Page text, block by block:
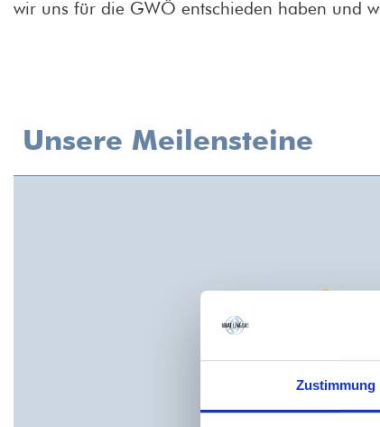
Zustimmung
wir uns für die GWÖ entschieden haben und
Unsere Meilensteine